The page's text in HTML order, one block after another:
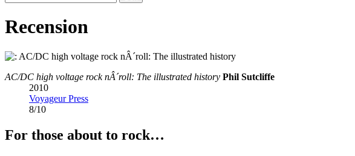
Recension
AC/DC high voltage rock nÂ´roll: The illustrated history Phil Sutcliffe
2010
Voyageur Press
8/10
For those about to rock…